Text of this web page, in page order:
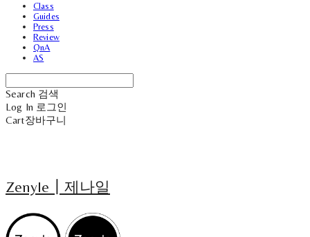
Class
Guides
Press
Review
QnA
AS
Search 검색
Log In 로그인
Cart장바구니
Zenyle┃제나일